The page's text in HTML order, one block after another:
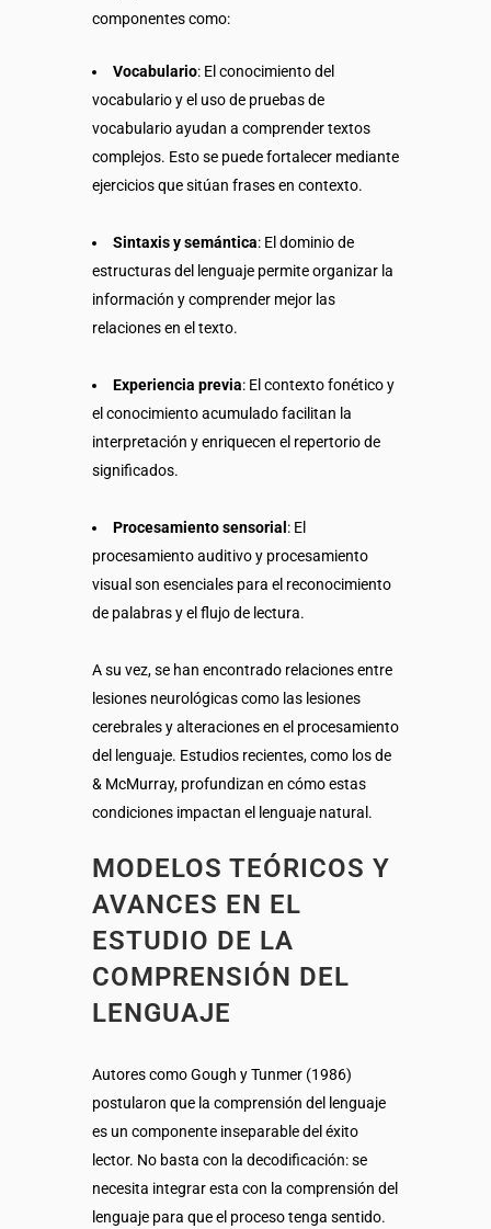
componentes como:
Vocabulario: El conocimiento del
vocabulario y el uso de pruebas de
vocabulario ayudan a comprender textos
complejos. Esto se puede fortalecer mediante
ejercicios que sitúan frases en contexto.
Sintaxis y semántica: El dominio de
estructuras del lenguaje permite organizar la
información y comprender mejor las
relaciones en el texto.
Experiencia previa: El contexto fonético y
el conocimiento acumulado facilitan la
interpretación y enriquecen el repertorio de
significados.
Procesamiento sensorial : El
procesamiento auditivo y procesamiento
visual son esenciales para el reconocimiento
de palabras y el flujo de lectura.
A su vez, se han encontrado relaciones entre
lesiones neurológicas como las lesiones
cerebrales y alteraciones en el procesamiento
del lenguaje. Estudios recientes, como los de
& McMurray, profundizan en cómo estas
condiciones impactan el lenguaje natural.
MODELOS TEÓRICOS Y
AVANCES EN EL
ESTUDIO DE LA
COMPRENSIÓN DEL
LENGUAJE
Autores como Gough y Tunmer (1986)
postularon que la comprensión del lenguaje
es un componente inseparable del éxito
lector. No basta con la decodificación: se
necesita integrar esta con la comprensión del
lenguaje para que el proceso tenga sentido.